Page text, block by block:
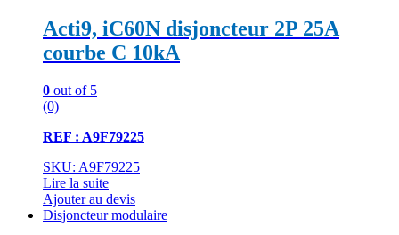
Acti9, iC60N disjoncteur 2P 25A
courbe C 10kA
0 out of 5
(0)
REF : A9F79225
SKU: A9F79225
Lire la suite
Ajouter au devis
Disjoncteur modulaire